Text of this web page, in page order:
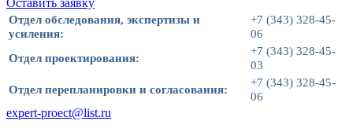
Оставить заявку
Отдел обследования, экспертизы и
усиления:
+7 (343) 328-45-
06
Отдел проектирования:
+7 (343) 328-45-
03
Отдел перепланировки и согласования:
+7 (343) 328-45-
06
expert-proect@list.ru